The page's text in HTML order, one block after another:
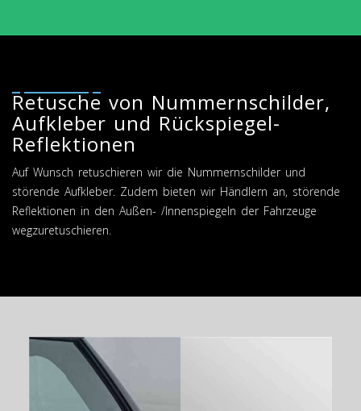
Retusche von Nummernschilder,
Aufkleber und Rückspiegel-
Reflektionen
Auf Wunsch retuschieren wir die Nummernschilder und
störende Aufkleber. Zudem bieten wir Händlern an, störende
Reflektionen in den Außen- /Innenspiegeln der Fahrzeuge
wegzuretuschieren.